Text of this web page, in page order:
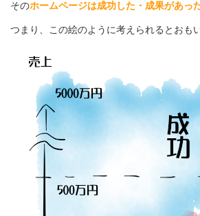
そのホームページは成功した・成果があっ
つまり、この絵のように考えられるとおもい